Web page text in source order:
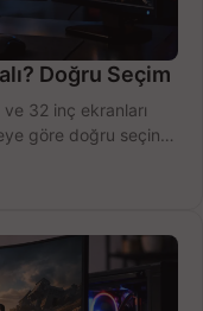
Doğru Seçim
32 inç ekranları
göre doğru seçin,